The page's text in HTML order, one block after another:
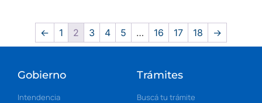
← 1 2 3 4 5 … 16 17 18 →
Gobierno
Intendencia
Trámites
Buscá tu trámite